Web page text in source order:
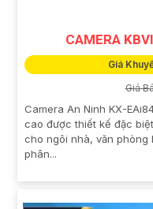
CAMERA
Giá
Giá
Camera An Ninh KX-
cao được thiết kế đặc
cho ngôi nhà, văn phòng
phân...